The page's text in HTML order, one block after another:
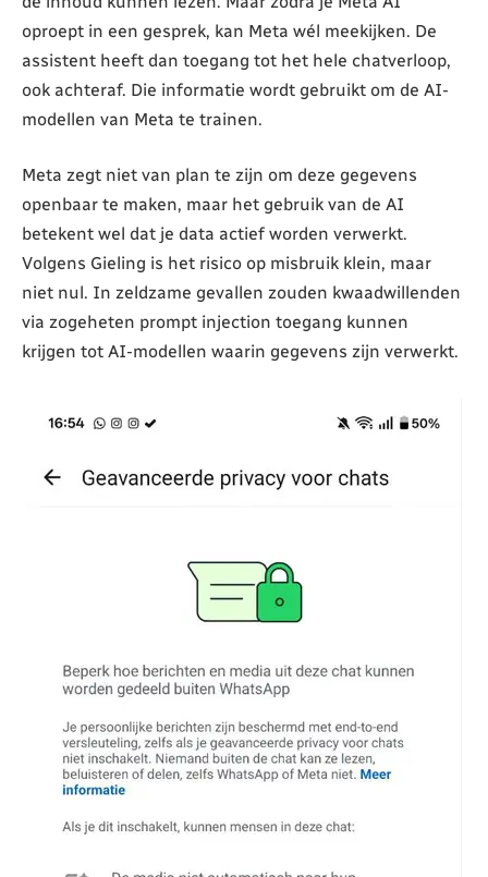
oproept in een gesprek, kan Meta wél meekijken. De
assistent heeft dan toegang tot het hele chatverloop,
ook achteraf. Die informatie wordt gebruikt om de AI-
modellen van Meta te trainen.
Meta zegt niet van plan te zijn om deze gegevens
openbaar te maken, maar het gebruik van de AI
betekent wel dat je data actief worden verwerkt.
Volgens Gieling is het risico op misbruik klein, maar
niet nul. In zeldzame gevallen zouden kwaadwillenden
via zogeheten prompt injection toegang kunnen
krijgen tot AI-modellen waarin gegevens zijn verwerkt.